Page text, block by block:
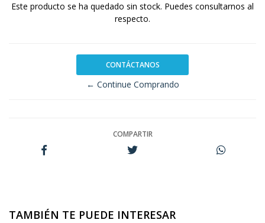
Este producto se ha quedado sin stock. Puedes consultarnos al
respecto.
CONTÁCTANOS
← Continue Comprando
COMPARTIR
TAMBIÉN TE PUEDE INTERESAR